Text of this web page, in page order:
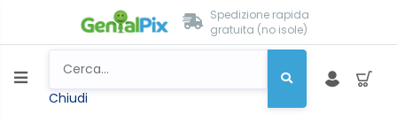
Spedizione rapida
gratuita (no isole)
Chiudi